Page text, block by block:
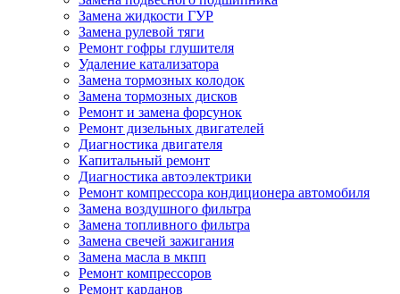
Замена жидкости ГУР
Замена рулевой тяги
Ремонт гофры глушителя
Удаление катализатора
Замена тормозных колодок
Замена тормозных дисков
Ремонт и замена форсунок
Ремонт дизельных двигателей
Диагностика двигателя
Капитальный ремонт
Диагностика автоэлектрики
Ремонт компрессора кондиционера автомобиля
Замена воздушного фильтра
Замена топливного фильтра
Замена свечей зажигания
Замена масла в мкпп
Ремонт компрессоров
Ремонт карданов